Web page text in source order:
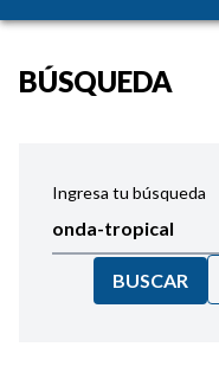
BÚSQUEDA
Ingresa tu búsqueda
BUSCAR